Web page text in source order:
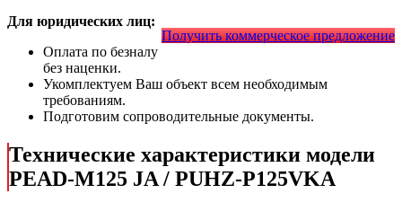
Получить коммерческое предложение
Для юридических лиц:
Оплата по безналу
без наценки.
Укомплектуем Ваш объект всем необходимым
требованиям.
Подготовим сопроводительные документы.
Технические характеристики модели
PEAD-M125 JA / PUHZ-P125VKA